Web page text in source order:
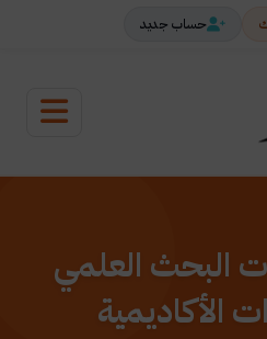
حساب جديد
البحث العلمي
الأكاديمية